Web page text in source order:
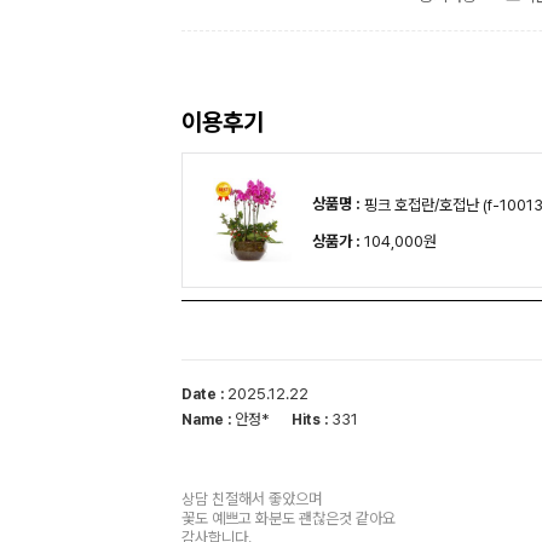
이용후기
상품명 : 핑크 호접란/호접난 (f-
상품가 : 104,000원
Date : 2025.12.22
Name : 안정* Hits : 331
상담 친절해서 좋았으며
꽃도 예쁘고 화분도 괜찮은것 같아요
감사합니다.